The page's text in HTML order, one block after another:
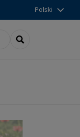
Polski
SEARCH